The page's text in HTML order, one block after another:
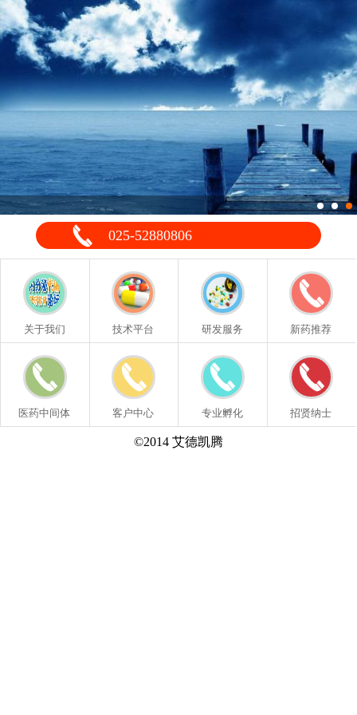
025-52880806
关于我们 技术平台 研发服务 新药推荐
医药中间体 客户中心 专业孵化 招贤纳士
©2014 艾德凯腾